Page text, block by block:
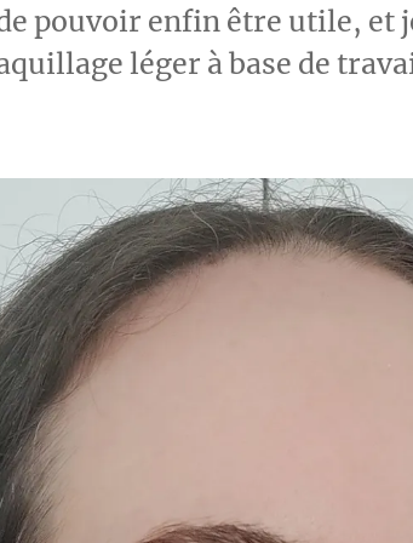
pouvoir enfin être utile,
léger à base de